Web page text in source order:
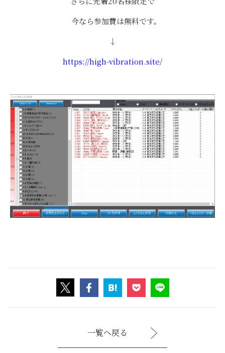
今なら参加費は無料です。
↓
https://high-vibration.site/
一覧へ戻る